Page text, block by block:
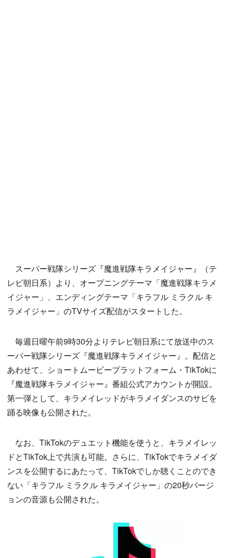
スーパー戦隊シリーズ『魔進戦隊キラメイジャー』（テ
レビ朝日系）より、オープニングテーマ「魔進戦隊キラメ
イジャー」、エンディングテーマ「キラフル ミラクル キ
ラメイジャー」のTVサイズ配信がスタートした。
毎週日曜午前9時30分よりテレビ朝日系にて放送中のス
ーパー戦隊シリーズ『魔進戦隊キラメイジャー』。配信と
あわせて、ショートムービープラットフォーム・TikTokに
『魔進戦隊キラメイジャー』番組公式アカウントが開設。
第一弾として、キラメイレッドがキラメイダンスのサビを
踊る映像も公開された。
なお、TikTokのデュエット機能を使うと、キラメイレッ
ドとTikTok上で共演も可能。さらに、TikTokでキラメイダ
ンスを公開するにあたって、TikTokでしか聴くことのでき
ない「キラフル ミラクル キラメイジャー」の20秒バージ
ョンの音源も公開された。